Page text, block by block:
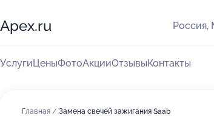
Apex.ru Россия,
УслугиЦеныФотоАкцииОтзывыКонтакты
Главная / Замена свечей зажигания Saab